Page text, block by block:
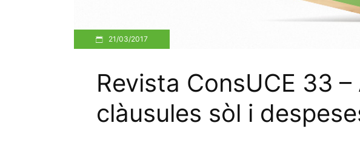
21/03/2017
Revista ConsUCE 33
clàusules sòl i